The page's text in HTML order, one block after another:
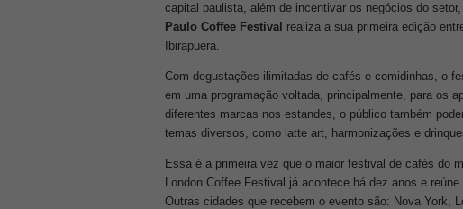
capital paulista, além de incentivar os negócios do
Paulo Coffee Festival realiza a sua primeira edição
Ibirapuera.
Com degustações ilimitadas de cafés e comidinhas, o
em uma programação voltada, principalmente, para os
diferentes marcas nos estandes, o público também
temas diversos, como latte art, harmonizações e
Essa é a primeira vez que o maior festival de cafés do
London Coffee Festival já acontece há dez anos e
Outras cidades que recebem o evento são: Nova York,